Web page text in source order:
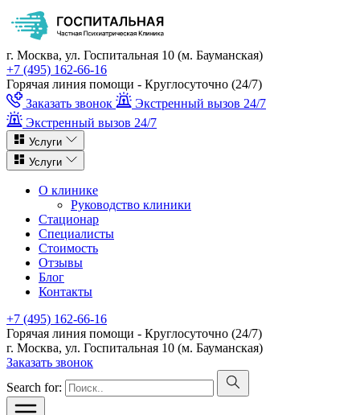
г. Москва, ул. Госпитальная 10 (м. Бауманская)
+7 (495) 162-66-16
Горячая линия помощи - Круглосуточно (24/7)
Заказать звонок
Экстренный вызов 24/7
Экстренный вызов 24/7
Услуги
Услуги
О клинике
Руководство клиники
Стационар
Специалисты
Стоимость
Отзывы
Блог
Контакты
+7 (495) 162-66-16
Горячая линия помощи - Круглосуточно (24/7)
г. Москва, ул. Госпитальная 10 (м. Бауманская)
Заказать звонок
Search for: